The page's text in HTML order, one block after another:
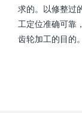
求的。以修整过
工定位准确可靠
齿轮加工的目的。